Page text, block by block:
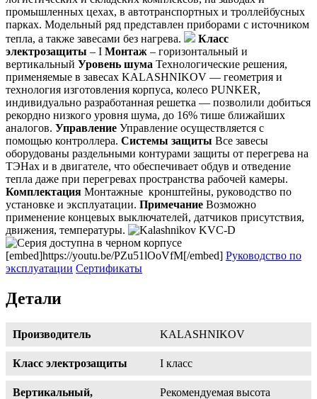
промышленных цехах, в автотранспортных и троллейбусных
парках. Модельный ряд представлен приборами с источником
тепла, а также завесами без нагрева.
Класс
электрозащиты – I Монтаж – горизонтальный и
вертикальный Уровень шума Технологические решения,
применяемые в завесах KALASHNIKOV — геометрия и
технология изготовления корпуса, колесо PUNKER,
индивидуально разработанная решетка — позволили добиться
рекордно низкого уровня шума, до 16% тише ближайших
аналогов. Управление Управление осуществляется с
помощью контроллера. Системы защиты Все завесы
оборудованы раздельными контурами защиты от перегрева на
ТЭНах и в двигателе, что обеспечивает обдув и отведение
тепла даже при перегревах пространства рабочей камеры.
Комплектация Монтажные кронштейны, руководство по
установке и эксплуатации. Примечание Возможно
применение концевых выключателей, датчиков присутствия,
движения, температуры.
[embed]https://youtu.be/PZu51lOoVfM[/embed] Руководство по
эксплуатации Сертификаты
Детали
Производитель KALASHNIKOV
Класс электрозащиты I класс
Вертикальный,
Рекомендуемая высота